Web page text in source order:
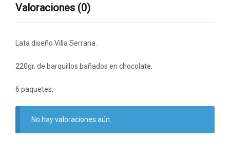
Valoraciones (0)
Lata diseño Villa Serrana.
220gr. de barquillos bañados en chocolate.
6 paquetes.
No hay valoraciones aún.